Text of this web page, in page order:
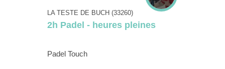
LA TESTE DE BUCH (33260)
2h Padel - heures pleines
Padel Touch